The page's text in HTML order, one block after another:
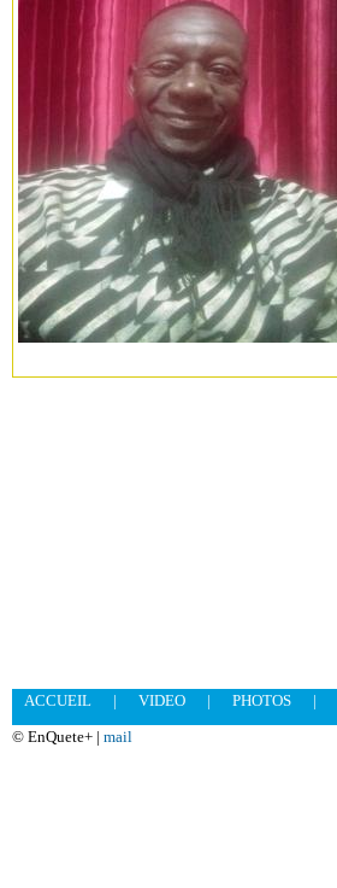
ACCUEIL | VIDEO | PHOTOS |
© EnQuete+ | mail